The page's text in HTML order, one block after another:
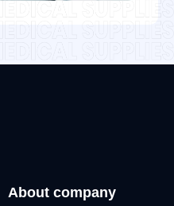
About company